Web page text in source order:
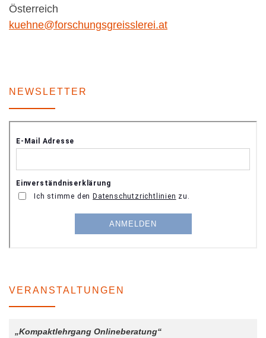
Österreich
kuehne@forschungsgreisslerei.at
NEWSLETTER
VERANSTALTUNGEN
„Kompaktlehrgang Onlineberatung“